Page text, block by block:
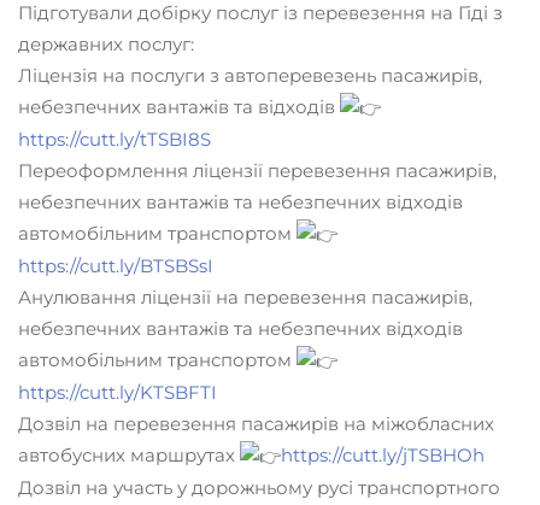
Підготували добірку послуг із перевезення на Гіді з
державних послуг:
Ліцензія на послуги з автоперевезень пасажирів,
небезпечних вантажів та відходів
https://cutt.ly/tTSBI8S
Переоформлення ліцензії перевезення пасажирів,
небезпечних вантажів та небезпечних відходів
автомобільним транспортом
https://cutt.ly/BTSBSsI
Анулювання ліцензії на перевезення пасажирів,
небезпечних вантажів та небезпечних відходів
автомобільним транспортом
https://cutt.ly/KTSBFTI
Дозвіл на перевезення пасажирів на міжобласних
автобусних маршрутах
https://cutt.ly/jTSBHOh
Дозвіл на участь у дорожньому русі транспортного